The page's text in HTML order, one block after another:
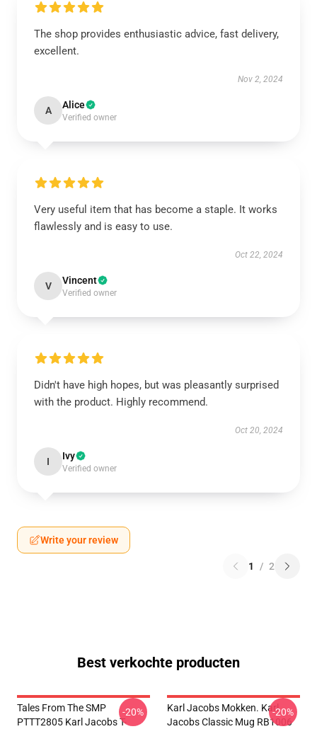
The shop provides enthusiastic advice, fast delivery,
excellent.
Nov 2, 2024
A Alice
Verified owner
Very useful item that has become a staple. It works
flawlessly and is easy to use.
Oct 22, 2024
V Vincent
Verified owner
Didn't have high hopes, but was pleasantly surprised
with the product. Highly recommend.
Oct 20, 2024
I Ivy
Verified owner
Write your review
1 / 2
Best verkochte producten
Tales From The SMP
PTTT2805 Karl Jacobs T-
-20%
Karl Jacobs Mokken. Karl
Jacobs Classic Mug RB1006
-20%